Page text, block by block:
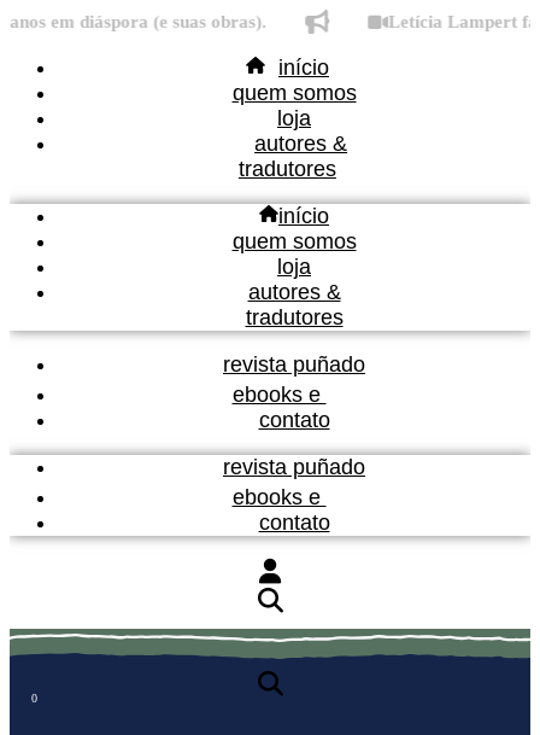
Ir
conteúdo
em diáspora (e suas obras). Letícia Lampert fala
início
quem somos
loja
autores &
tradutores
início
quem somos
loja
autores &
tradutores
revista puñado
ebooks e
contato
revista puñado
ebooks e
contato
0